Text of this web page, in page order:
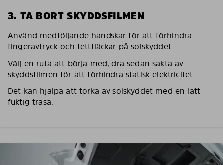
3. TA BORT SKYDDSFILMEN
Använd medföljande handskar för att förhindra
fingeravtryck och fettfläckar på solskyddet.
Välj en ruta att börja med, dra sedan sakta av
skyddsfilmen för att förhindra statisk elektricitet.
Det kan hjälpa att torka av solskyddet med en lätt
fuktig trasa.